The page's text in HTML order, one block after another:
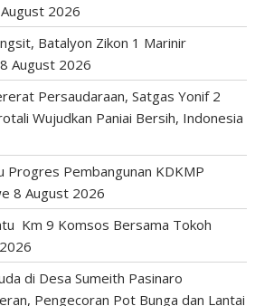
2026
Batalyon Zikon 1 Marinir
8 August 2026
Persaudaraan, Satgas Yonif 2
Wujudkan Paniai Bersih, Indonesia
Progres Pembangunan KDKMP
8 August 2026
Km 9 Komsos Bersama Tokoh
di Desa Sumeith Pasinaro
Pengecoran Pot Bunga dan Lantai